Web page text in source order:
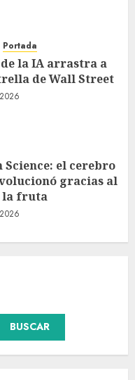
Portada
la IA arrastra a
de Wall Street
Science: el cerebro
gracias al
la fruta
BUSCAR
Garfias Merlos,